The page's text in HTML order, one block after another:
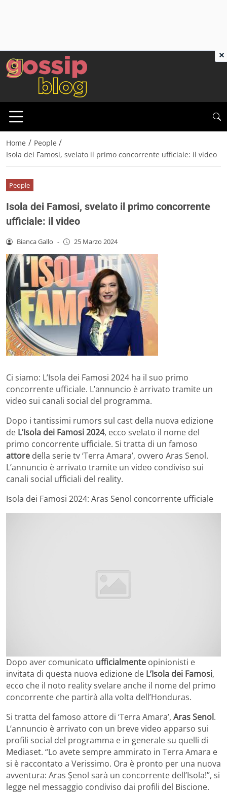
Home / People /
Isola dei Famosi, svelato il primo concorrente ufficiale: il video
People
Isola dei Famosi, svelato il primo concorrente
ufficiale: il video
Bianca Gallo - 25 Marzo 2024
Ci siamo: L’Isola dei Famosi 2024 ha il suo primo
concorrente ufficiale. L’annuncio è arrivato tramite un
video sui canali social del programma.
Dopo i tantissimi rumors sul cast della nuova edizione
de L’Isola dei Famosi 2024, ecco svelato il nome del
primo concorrente ufficiale. Si tratta di un famoso
attore della serie tv ‘Terra Amara’, ovvero Aras Senol.
L’annuncio è arrivato tramite un video condiviso sui
canali social ufficiali del reality.
Isola dei Famosi 2024: Aras Senol concorrente ufficiale
Dopo aver comunicato ufficialmente opinionisti e
invitata di questa nuova edizione de L’Isola dei Famosi,
ecco che il noto reality svelare anche il nome del primo
concorrente che partirà alla volta dell’Honduras.
Si tratta del famoso attore di ‘Terra Amara’, Aras Senol.
L’annuncio è arrivato con un breve video apparso sui
profili social del programma e in generale su quelli di
Mediaset. “Lo avete sempre ammirato in Terra Amara e
si è raccontato a Verissimo. Ora è pronto per una nuova
avventura: Aras Şenol sarà un concorrente dell’Isola!”, si
legge nel messaggio condiviso dai profili del Biscione.
×